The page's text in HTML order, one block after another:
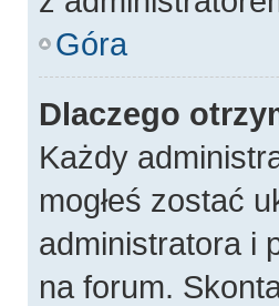
Góra
Dlaczego
Każdy
mogłeś zostać
administratora i
na forum.